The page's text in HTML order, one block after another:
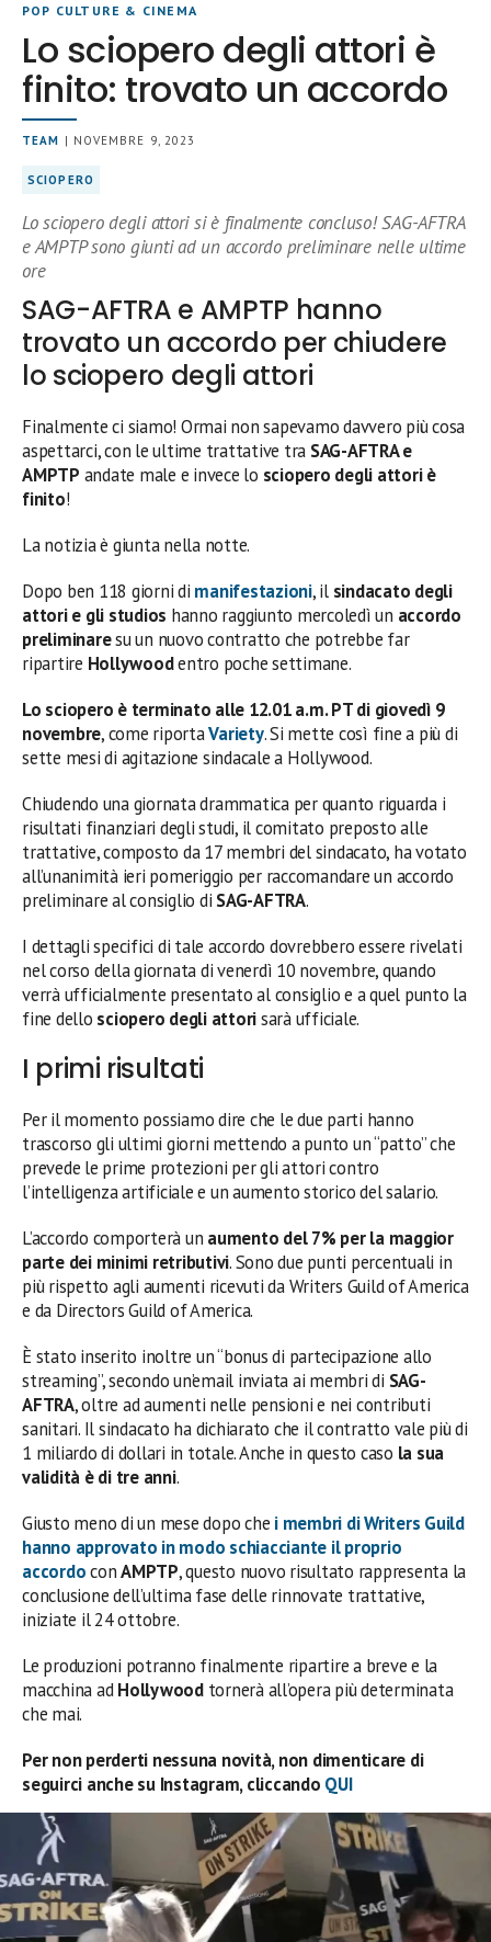
POP CULTURE & CINEMA
Lo sciopero degli attori è
finito: trovato un accordo
TEAM | NOVEMBRE 9, 2023
SCIOPERO
Lo sciopero degli attori si è finalmente concluso! SAG-AFTRA
e AMPTP sono giunti ad un accordo preliminare nelle ultime
ore
SAG-AFTRA e AMPTP hanno
trovato un accordo per chiudere
lo sciopero degli attori
Finalmente ci siamo! Ormai non sapevamo davvero più cosa
aspettarci, con le ultime trattative tra SAG-AFTRA e
AMPTP andate male e invece lo sciopero degli attori è
finito!
La notizia è giunta nella notte.
Dopo ben 118 giorni di manifestazioni, il sindacato degli
attori e gli studios hanno raggiunto mercoledì un accordo
preliminaresu un nuovo contratto che potrebbe far
ripartire Hollywoodentro poche settimane.
Lo sciopero è terminato alle 12.01 a.m. PT di giovedì 9
novembre, come riportaVariety. Si mette così fine a più di
sette mesi di agitazione sindacale a Hollywood.
Chiudendo una giornata drammatica per quanto riguarda i
risultati finanziari degli studi, il comitato preposto alle
trattative, composto da 17 membri del sindacato, ha votato
all’unanimità ieri pomeriggio per raccomandare un accordo
preliminare al consiglio di SAG-AFTRA.
I dettagli specifici di tale accordo dovrebbero essere rivelati
nel corso della giornata di venerdì 10 novembre, quando
verrà ufficialmente presentato al consiglio e a quel punto la
fine dello sciopero degli attorisarà ufficiale.
I primi risultati
Per il momento possiamo dire che le due parti hanno
trascorso gli ultimi giorni mettendo a punto un “patto” che
prevede le prime protezioni per gli attori contro
l’intelligenza artificiale e un aumento storico del salario.
L’accordo comporterà un aumento del 7% per la maggior
parte dei minimi retributivi. Sono due punti percentuali in
più rispetto agli aumenti ricevuti da Writers Guild of America
e da Directors Guild of America.
È stato inserito inoltre un “bonus di partecipazione allo
streaming”, secondo un’email inviata ai membri di SAG-
AFTRA, oltre ad aumenti nelle pensioni e nei contributi
sanitari. Il sindacato ha dichiarato che il contratto vale più di
1 miliardo di dollari in totale. Anche in questo caso la sua
validità è di tre anni.
Giusto meno di un mese dopo che i membri di Writers Guild
hanno approvato in modo schiacciante il proprio
accordoconAMPTP, questo nuovo risultato rappresenta la
conclusione dell’ultima fase delle rinnovate trattative,
iniziate il 24 ottobre.
Le produzioni potranno finalmente ripartire a breve e la
macchina adHollywoodtornerà all’opera più determinata
che mai.
Per non perderti nessuna novità, non dimenticare di
seguirci anche su Instagram, cliccando QUI